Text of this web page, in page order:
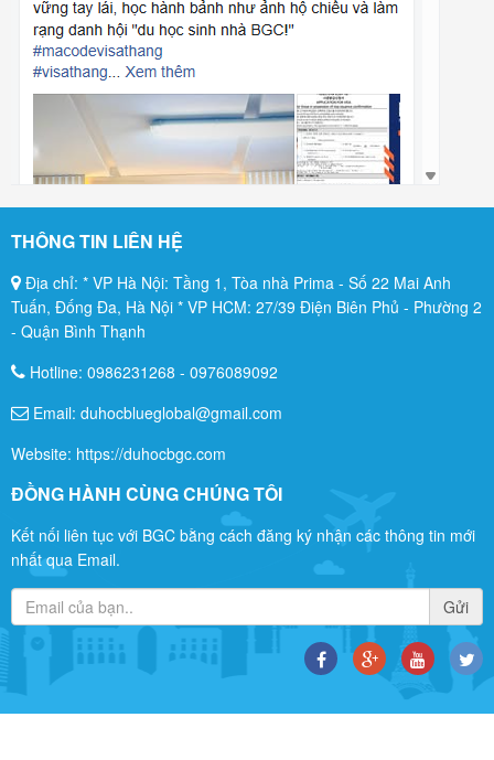
THÔNG TIN LIÊN HỆ
Địa chỉ: * VP Hà Nội: Tầng 1, Tòa nhà Prima - Số 22 Mai Anh
Tuấn, Đống Đa, Hà Nội * VP HCM: 27/39 Điện Biên Phủ - Phường 2
- Quận Bình Thạnh
Hotline: 0986231268 - 0976089092
Email: duhocblueglobal@gmail.com
Website: https://duhocbgc.com
ĐỒNG HÀNH CÙNG CHÚNG TÔI
Kết nối liên tục với BGC bằng cách đăng ký nhận các thông tin mới
nhất qua Email.
Gửi